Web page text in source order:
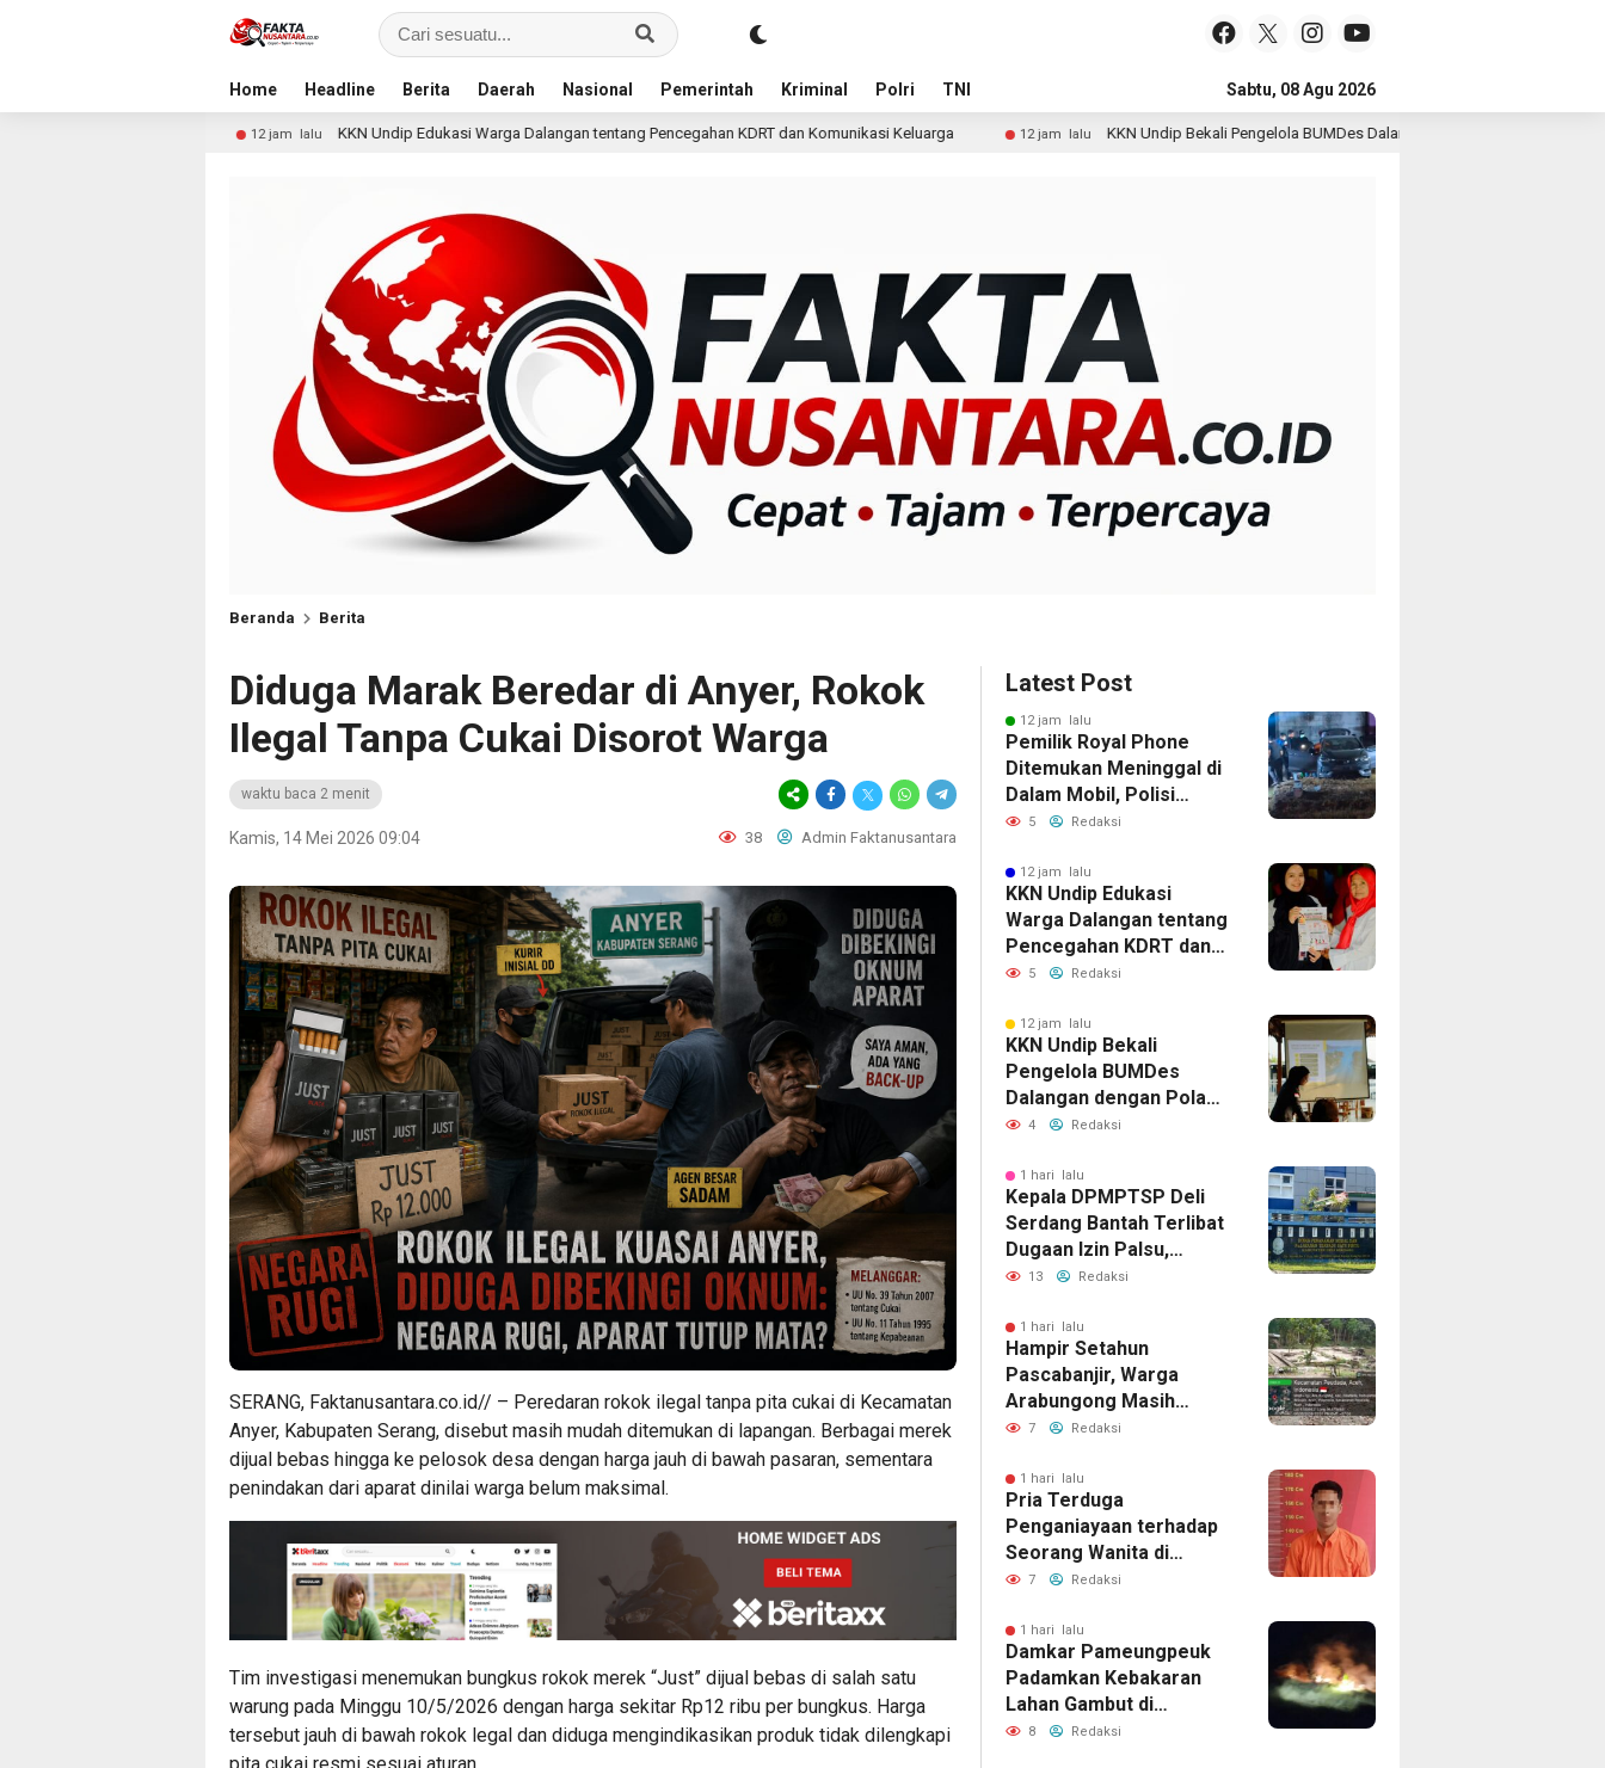
Home Headline Berita Daerah Nasional Pemerintah Kriminal Polri TNI Sabtu, 08 Agu 2026
KKN Undip Edukasi Warga Dalangan tentang Pencegahan KDRT dan Komunikasi Keluarga 12 jam lalu KKN Undip Bekali Pengelola BUMDes Dalangan dengan Pola Pikir Inovatif
Beranda Berita
Diduga Marak Beredar di Anyer, Rokok
Ilegal Tanpa Cukai Disorot Warga
waktu baca 2 menit
Kamis, 14 Mei 2026 09:04 38 Admin Faktanusantara
SERANG, Faktanusantara.co.id// – Peredaran rokok ilegal tanpa pita cukai di Kecamatan
Anyer, Kabupaten Serang, disebut masih mudah ditemukan di lapangan. Berbagai merek
dijual bebas hingga ke pelosok desa dengan harga jauh di bawah pasaran, sementara
penindakan dari aparat dinilai warga belum maksimal.
Tim investigasi menemukan bungkus rokok merek “Just” dijual bebas di salah satu
warung pada Minggu 10/5/2026 dengan harga sekitar Rp12 ribu per bungkus. Harga
tersebut jauh di bawah rokok legal dan diduga mengindikasikan produk tidak dilengkapi
Latest Post
12 jam lalu
Pemilik Royal Phone
Ditemukan Meninggal di
Dalam Mobil, Polisi
Selidiki Dugaan
Pencurian
5 Redaksi
12 jam lalu
KKN Undip Edukasi
Warga Dalangan tentang
Pencegahan KDRT dan
Komunikasi Keluarga
5 Redaksi
12 jam lalu
KKN Undip Bekali
Pengelola BUMDes
Dalangan dengan Pola
Pikir Inovatif
4 Redaksi
1 hari lalu
Kepala DPMPTSP Deli
Serdang Bantah Terlibat
Dugaan Izin Palsu,
Tegaskan Proses
Jalur Resmi
13 Redaksi
1 hari lalu
Hampir Setahun
Pascabanjir, Warga
Arabungong Masih
Menunggu Bantuan
7 Redaksi
1 hari lalu
Pria Terduga
Penganiayaan terhadap
Seorang Wanita di
Medan Ditangkap Polisi
7 Redaksi
1 hari lalu
Damkar Pameungpeuk
Padamkan Kebakaran
Lahan Gambut di
Cibalong, Permukiman
8 Redaksi